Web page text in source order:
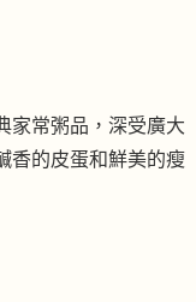
家常粥品，深受廣大
香的皮蛋和鮮美的瘦